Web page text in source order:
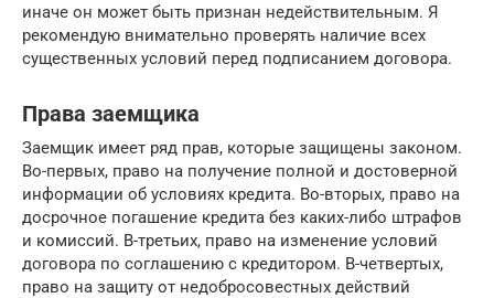
иначе он может быть признан недействительным. Я
рекомендую внимательно проверять наличие всех
существенных условий перед подписанием договора.
Права заемщика
Заемщик имеет ряд прав, которые защищены законом.
Во-первых, право на получение полной и достоверной
информации об условиях кредита. Во-вторых, право на
досрочное погашение кредита без каких-либо штрафов
и комиссий. В-третьих, право на изменение условий
договора по соглашению с кредитором. В-четвертых,
право на защиту от недобросовестных действий